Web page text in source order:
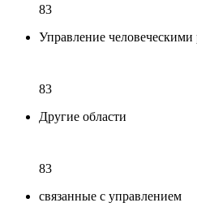
83
Управление
83
Другие области
83
связанные с управлением